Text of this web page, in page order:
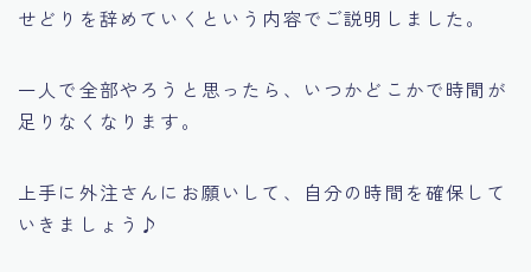
せどりを辞めていく という内容でご説明しました。
一人で全部やろうと思ったら、いつかどこかで時間が
足りなくなります。
上手に外注さんにお願いして、自分の時間を確保して
いきましょう♪